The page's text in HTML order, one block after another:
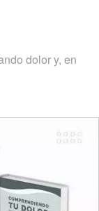
dolor y, en